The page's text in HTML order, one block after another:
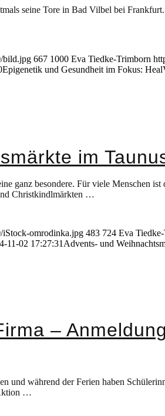
seine Tore in Bad Vilbel bei
bild.jpg 667 1000 Eva Tiedke-Trimborn
Epigenetik und Gesundheit im Fokus:
im
ganz besondere. Für viele Menschen
Christkindlmärkten …
iStock-omrodinka.jpg 483 724 Eva
11-02 17:27:31 Advents- und
–
und während der Ferien haben
…